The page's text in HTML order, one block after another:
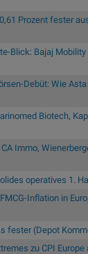
Prozent fester
Blick: Bajaj
Debüt: Wie
Biotech,
Immo,
operatives 1.
Inflation in
fester (Depot
zu CPI Europe